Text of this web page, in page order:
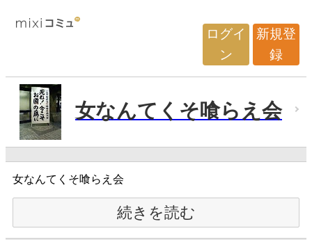
ログイ
ン
新規登
録
女なんてくそ喰らえ会
女なんてくそ喰らえ会
続きを読む